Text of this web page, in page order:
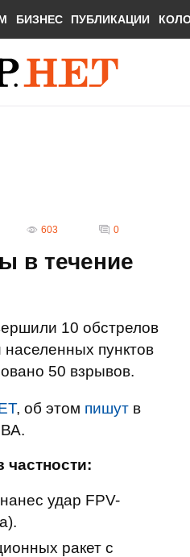
БИЗНЕС ПУБЛИКАЦИИ
603 0
в течение
10 обстрелов
пунктов
50 взрывов.
, об этом пишут в
частности:
удар FPV-
ракет с